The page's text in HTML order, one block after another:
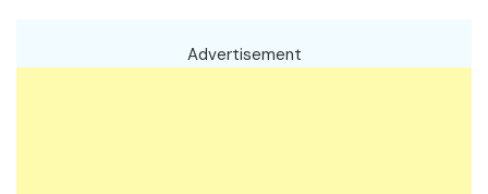
Advertisement